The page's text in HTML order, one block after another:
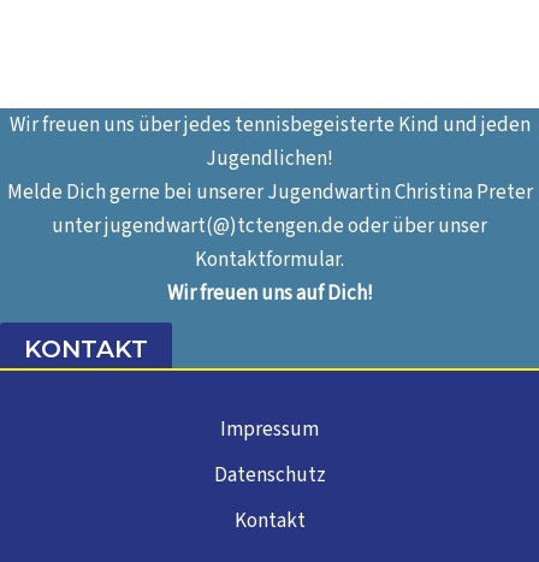
Wir freuen uns über jedes tennisbegeisterte Kind und jeden
Jugendlichen!
Melde Dich gerne bei unserer Jugendwartin Christina Preter
unter jugendwart(@)tctengen.de oder über unser
Kontaktformular.
Wir freuen uns auf Dich!
KONTAKT
Impressum
Datenschutz
Kontakt